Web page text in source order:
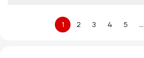
1 2 3 4 5 ...